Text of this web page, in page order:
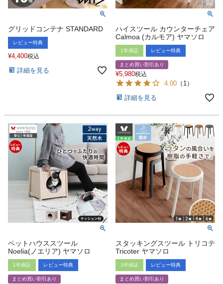
グリッドコンテナ STANDARD
レビュー特典
¥4,400税込
詳細を見る
ハイスツール カウンターチェア
Calmoa (カルモア) ヤマソロ
1年保証 レビュー特典
まとめ買い割引あり
¥5,980税込
4.00 （ 1）
詳細を見る
ペットハウススツール
Noelia(ノエリア) ヤマソロ
1年保証 レビュー特典
まとめ買い割引あり
スタッキングスツール トリコテ
Tricoter ヤマソロ
1年保証 レビュー特典
まとめ買い割引あり